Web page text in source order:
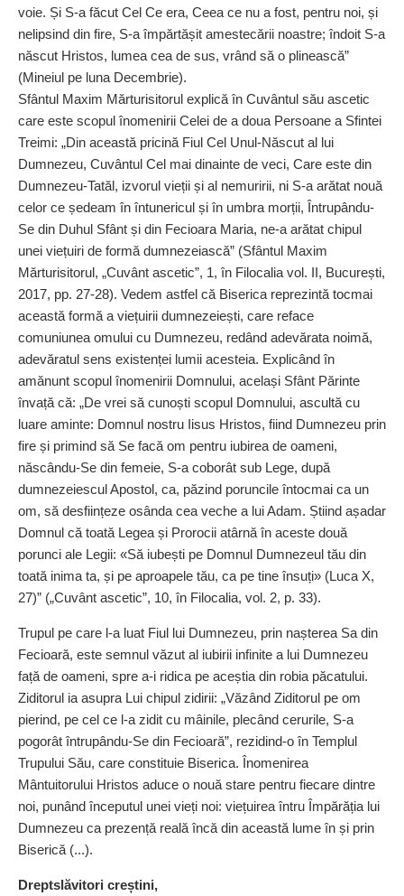
voie. Și S-a făcut Cel Ce era, Ceea ce nu a fost, pentru noi, și
nelipsind din fire, S-a împărtășit amestecării noastre; îndoit S-a
născut Hristos, lumea cea de sus, vrând să o plinească”
(Mineiul pe luna Decembrie).
Sfântul Maxim Mărturisitorul explică în Cuvântul său ascetic
care este scopul înomenirii Celei de a doua Persoane a Sfintei
Treimi: „Din această pricină Fiul Cel Unul-Născut al lui
Dumnezeu, Cuvântul Cel mai dinainte de veci, Care este din
Dumnezeu-Tatăl, izvorul vieții și al nemuririi, ni S-a arătat nouă
celor ce ședeam în întunericul și în umbra morții, Întrupându-
Se din Duhul Sfânt și din Fecioara Maria, ne-a arătat chipul
unei viețuiri de formă dumnezeiască” (Sfântul Maxim
Mărturisitorul, „Cuvânt ascetic”, 1, în Filocalia vol. II, București,
2017, pp. 27-28). Vedem astfel că Biserica reprezintă tocmai
această formă a viețuirii dumnezeiești, care reface
comuniunea omului cu Dumnezeu, redând adevărata noimă,
adevăratul sens existenței lumii acesteia. Explicând în
amănunt scopul înomenirii Domnului, același Sfânt Părinte
învață că: „De vrei să cunoști scopul Domnului, ascultă cu
luare aminte: Domnul nostru Iisus Hristos, fiind Dumnezeu prin
fire și primind să Se facă om pentru iubirea de oameni,
născându-Se din femeie, S-a coborât sub Lege, după
dumnezeiescul Apostol, ca, păzind poruncile întocmai ca un
om, să desființeze osânda cea veche a lui Adam. Știind așadar
Domnul că toată Legea și Prorocii atârnă în aceste două
porunci ale Legii: «Să iubești pe Domnul Dumnezeul tău din
toată inima ta, și pe aproapele tău, ca pe tine însuți» (Luca X,
27)” („Cuvânt ascetic”, 10, în Filocalia, vol. 2, p. 33).
Trupul pe care l-a luat Fiul lui Dumnezeu, prin nașterea Sa din
Fecioară, este semnul văzut al iubirii infinite a lui Dumnezeu
față de oameni, spre a-i ridica pe aceștia din robia păcatului.
Ziditorul ia asupra Lui chipul zidirii: „Văzând Ziditorul pe om
pierind, pe cel ce l-a zidit cu mâinile, plecând cerurile, S-a
pogorât întrupându-Se din Fecioară”, rezidind-o în Templul
Trupului Său, care constituie Biserica. Înomenirea
Mântuitorului Hristos aduce o nouă stare pentru fiecare dintre
noi, punând începutul unei vieți noi: viețuirea întru Împărăția lui
Dumnezeu ca prezență reală încă din această lume în și prin
Biserică (...).
Dreptslăvitori creștini,